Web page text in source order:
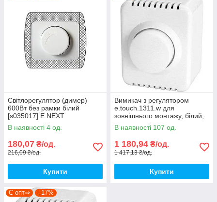
Світлорегулятор (димер)
600Вт без рамки білий
[s035017] E.NEXT
e.install.standart.816-d600
В наявності 4 од.
180,07 ₴/од.
216,09 ₴/од.
Купити
Вимикач з регулятором
e.touch.1311.w для
зовнішнього монтажу, білий,
500 Вт., E. NEXT [p043016]
В наявності 107 од.
1 180,94 ₴/од.
1 417,13 ₴/од.
Купити
Є опт⇒ –17%